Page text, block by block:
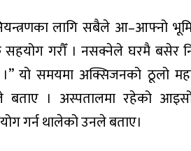
लागि सबैले आ–आफ्नो
गरौँ । नसक्नेले घरमै बसेर
।” यो समयमा अक्सिजनको ठूलो
बताए । अस्पतालमा रहेको
गर्न थालेको उनले बताए।